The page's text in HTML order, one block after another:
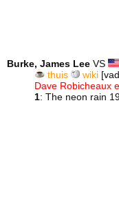
Burke, James Lee VS
thuis
wiki
Dave Robicheaux
1: The neon rain